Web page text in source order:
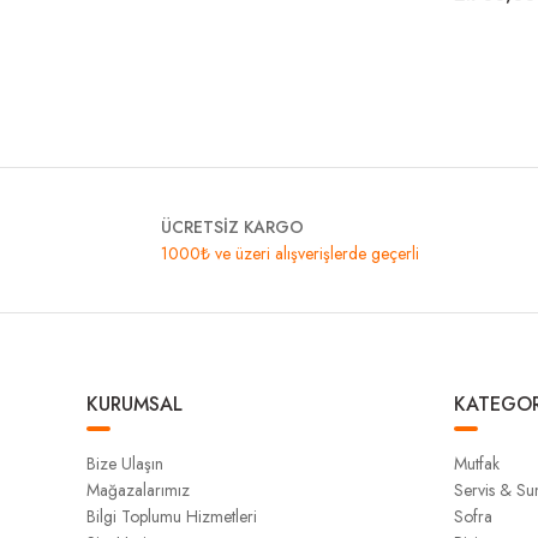
ÜCRETSİZ KARGO
1000₺ ve üzeri alışverişlerde geçerli
KURUMSAL
Bize Ulaşın
Mağazalarımız
Bilgi Toplumu Hizmetleri
Mutfak
Servis &
Sofra